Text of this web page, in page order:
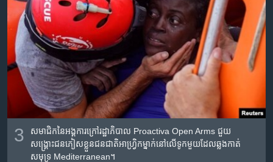
3
សមាជិក​នៃ​អង្គការក្រៅ​រដ្ឋាភិបាល Proactiva Open Arms ជួយ​
សង្រ្គោះជនភៀសខ្លួន​ជនជាតិ​អាហ្រ្វិក​ម្នាក់​នៅ​លើ​ទូក​មួយ​ដែល​ឆ្លង​កាត់
សមុទ្រ Mediterranean។